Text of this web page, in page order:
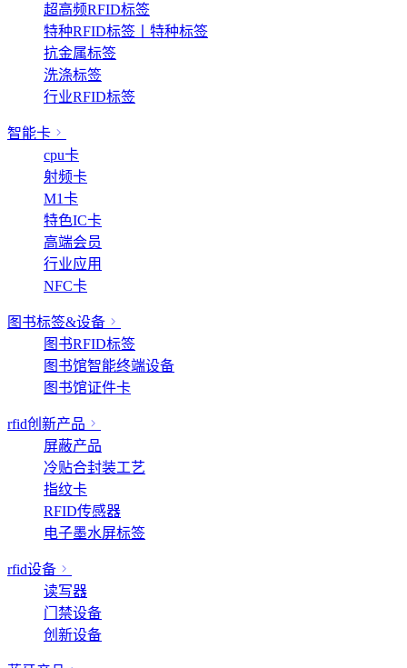
超高频RFID标签
特种RFID标签丨特种标签
抗金属标签
洗涤标签
行业RFID标签
智能卡
cpu卡
射频卡
M1卡
特色IC卡
高端会员
行业应用
NFC卡
图书标签&设备
图书RFID标签
图书馆智能终端设备
图书馆证件卡
rfid创新产品
屏蔽产品
冷贴合封装工艺
指纹卡
RFID传感器
电子墨水屏标签
rfid设备
读写器
门禁设备
创新设备